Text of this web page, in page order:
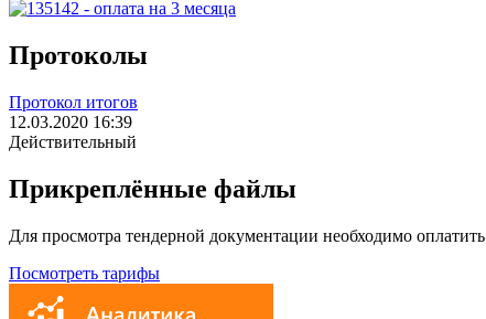
Протоколы
Протокол итогов
12.03.2020 16:39
Действительный
Прикреплённые файлы
Для просмотра тендерной документации необходимо
Посмотреть тарифы